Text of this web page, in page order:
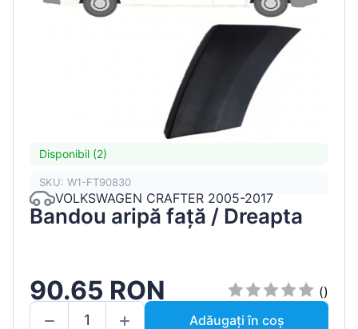
Disponibil (2)
SKU: W1-FT90830
VOLKSWAGEN CRAFTER 2005-2017
Bandou aripă față / Dreapta
90.65 RON
()
Adăugați în coș